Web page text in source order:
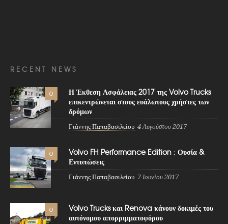
RECENT NEWS
0
Η Έκθεση Ασφάλειας 2017 της Volvo Trucks
επικεντρώνεται στους ευάλωτους χρήστες των
δρόμων
Γιάννης Παπαβασιλείου 4 Αυγούστου 2017
0
Volvo FH Performance Edition : Ουσία &
Εντυπώσεις
Γιάννης Παπαβασιλείου 7 Ιουνίου 2017
0
Volvo Trucks και Renova κάνουν δοκιμές του
αυτόνομου απορριμματοφόρου